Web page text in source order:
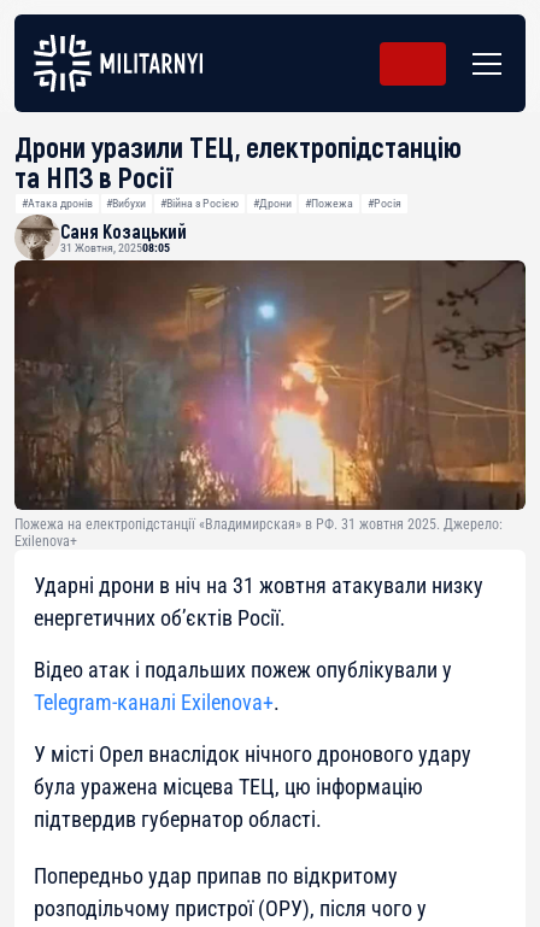
Дрони уразили ТЕЦ, електропідстанцію
та НПЗ в Росії
#Атака дронів #Вибухи #Війна з Росією #Дрони #Пожежа #Росія
Саня Козацький
31 Жовтня, 202508:05
Пожежа на електропідстанції «Владимирская» в РФ. 31 жовтня 2025. Джерело:
Exilenova+
Ударні дрони в ніч на 31 жовтня атакували низку
енергетичних об’єктів Росії.
Відео атак і подальших пожеж опублікували у
Telegram-каналі Exilenova+.
У місті Орел внаслідок нічного дронового удару
була уражена місцева ТЕЦ, цю інформацію
підтвердив губернатор області.
Попередньо удар припав по відкритому
розподільчому пристрої (ОРУ), після чого у